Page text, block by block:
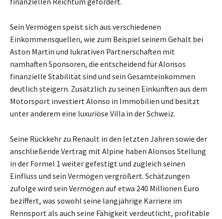
Sein Vermögen speist sich aus verschiedenen
Einkommensquellen, wie zum Beispiel seinem Gehalt bei
Aston Martin und lukrativen Partnerschaften mit
namhaften Sponsoren, die entscheidend für Alonsos
finanzielle Stabilität sind und sein Gesamteinkommen
deutlich steigern. Zusätzlich zu seinen Einkünften aus dem
Motorsport investiert Alonso in Immobilien und besitzt
unter anderem eine luxuriöse Villa in der Schweiz.
Seine Rückkehr zu Renault in den letzten Jahren sowie der
anschließende Vertrag mit Alpine haben Alonsos Stellung
in der Formel 1 weiter gefestigt und zugleich seinen
Einfluss und sein Vermögen vergrößert. Schätzungen
zufolge wird sein Vermögen auf etwa 240 Millionen Euro
beziffert, was sowohl seine langjährige Karriere im
Rennsport als auch seine Fähigkeit verdeutlicht, profitable